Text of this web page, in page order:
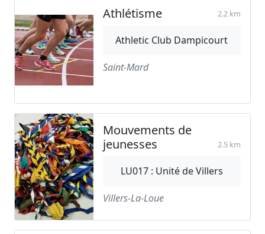
Athlétisme 2.2 km
Athletic Club Dampicourt
Saint-Mard
Mouvements de
jeunesses
2.5 km
LU017 : Unité de Villers
Villers-La-Loue